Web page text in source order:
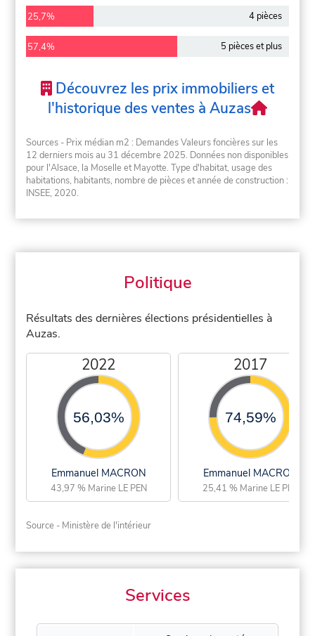
25,7% 4 pièces
57,4% 5 pièces et plus
Découvrez les prix immobiliers et
l'historique des ventes à Auzas
Sources - Prix médian m2 : Demandes Valeurs foncières sur les
12 derniers mois au 31 décembre 2025. Données non disponibles
pour l'Alsace, la Moselle et Mayotte. Type d'habitat, usage des
habitations, habitants, nombre de pièces et année de construction :
INSEE, 2020.
Politique
Résultats des dernières élections présidentielles à
Auzas.
2022
56,03%
Emmanuel MACRON
43,97 % Marine LE PEN
2017
74,59%
Emmanuel MACRON
25,41 % Marine LE PEN
Source - Ministère de l'intérieur
Services